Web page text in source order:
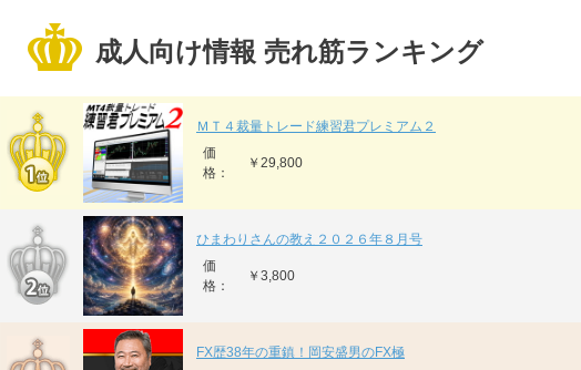
成人向け情報 売れ筋ランキング
ＭＴ４裁量トレード練習君プレミアム２
価
格：
￥29,800
ひまわりさんの教え２０２６年８月号
価
格：
￥3,800
FX歴38年の重鎮！岡安盛男のFX極